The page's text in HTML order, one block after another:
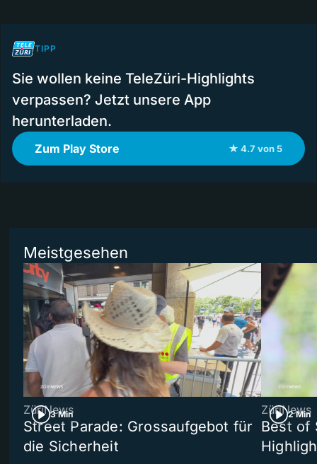
TIPP
Sie wollen keine TeleZüri-Highlights
verpassen? Jetzt unsere App
herunterladen.
Zum Play Store ★ 4.7 von 5
Meistgesehen
3 Min
ZüriNews
Street Parade: Grossaufgebot für
die Sicherheit
2 Min
ZüriNews
Best of